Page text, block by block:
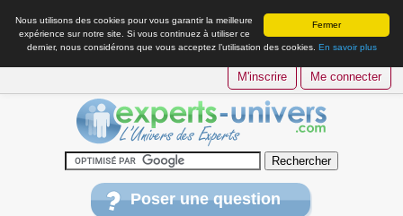
Fermer
Nous utilisons des cookies pour vous garantir la meilleure
expérience sur notre site. Si vous continuez à utiliser ce
dernier, nous considérons que vous acceptez l’utilisation des cookies. En savoir plus
M'inscrire Me connecter
Poser une question